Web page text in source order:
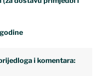
i komentara: